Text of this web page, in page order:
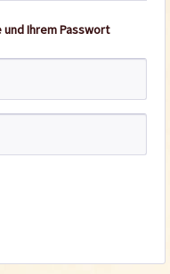
und Ihrem Passwort